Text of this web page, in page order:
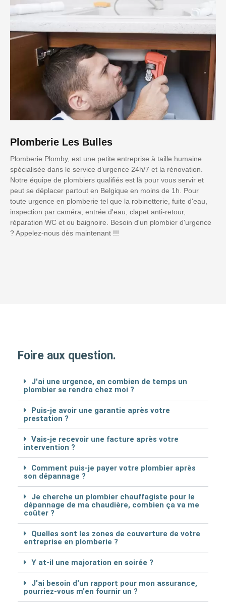
Plomberie Les Bulles
Plomberie Plomby, est une petite entreprise à taille humaine
spécialisée dans le service d’urgence 24h/7 et la rénovation.
Notre équipe de plombiers qualifiés est là pour vous servir et
peut se déplacer partout en Belgique en moins de 1h. Pour
toute urgence en plomberie tel que la robinetterie, fuite d'eau,
inspection par caméra, entrée d'eau, clapet anti-retour,
réparation WC et ou baignoire. Besoin d'un plombier d'urgence
? Appelez-nous dès maintenant !!!
Foire aux question.
J'ai une urgence, en combien de temps un
plombier se rendra chez moi ?
Puis-je avoir une garantie après votre
prestation ?
Vais-je recevoir une facture après votre
intervention ?
Comment puis-je payer votre plombier après
son dépannage ?
Je cherche un plombier chauffagiste pour le
dépannage de ma chaudière, combien ça va me
coûter ?
Quelles sont les zones de couverture de votre
entreprise en plomberie ?
Y at-il une majoration en soirée ?
J'ai besoin d'un rapport pour mon assurance,
pourriez-vous m'en fournir un ?